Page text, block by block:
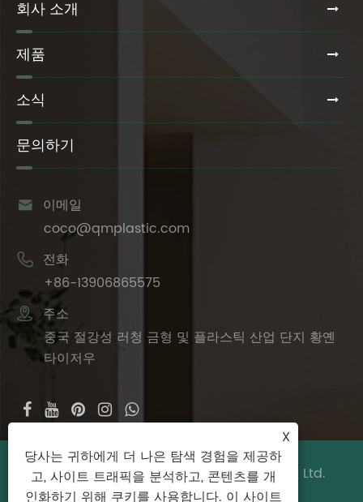
회사 소개
제품
소식
문의하기
 이메일
coco@qmplastic.com
 전화
+86-13906865575
 주소
중국 절강성 러청 금형 및 플라스틱 산업 단지 황옌
타이저우
저작권 © 2024 Taizhou DeDeer Plastic Co., Ltd.
판권 소유.
X
당사는 귀하에게 더 나은 탐색 경험을 제공하
고, 사이트 트래픽을 분석하고, 콘텐츠를 개
인화하기 위해 쿠키를 사용합니다. 이 사이트